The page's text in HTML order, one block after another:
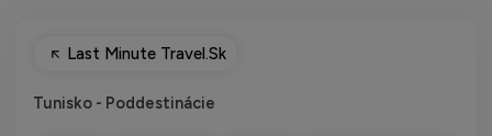
Last Minute Travel.Sk
Tunisko - Poddestinácie